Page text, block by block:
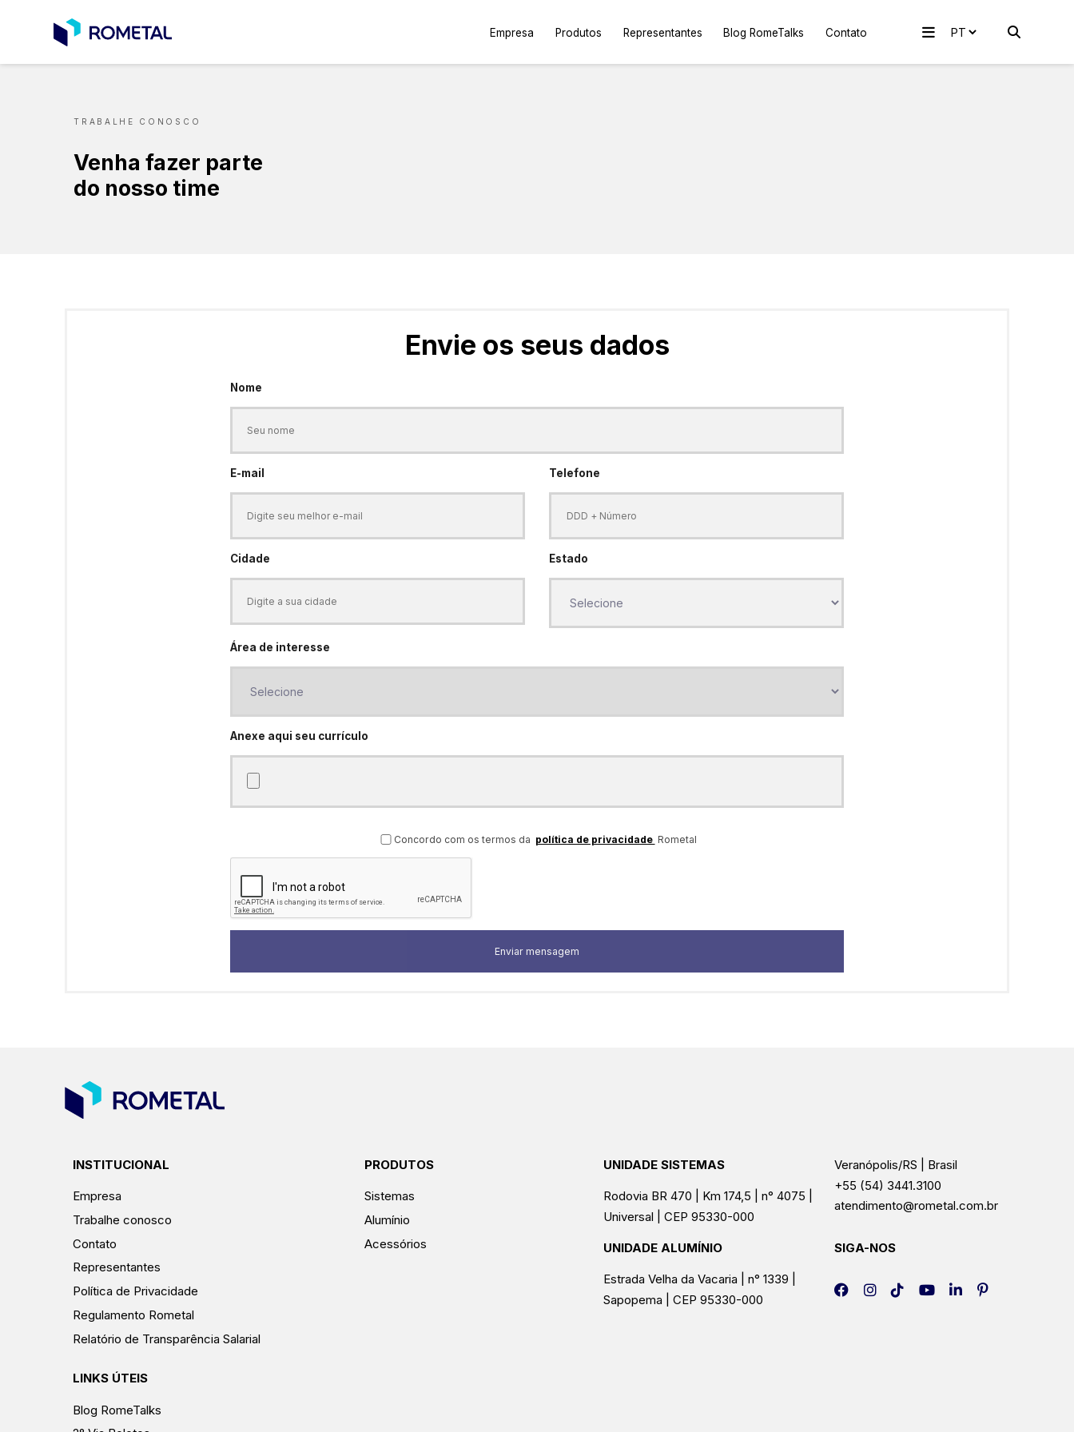
Empresa Produtos Representantes Blog RomeTalks Contato
TRABALHE CONOSCO
Venha fazer parte
do nosso time
Envie os seus dados
Nome
E-mail Telefone
Cidade Estado
Área de interesse
Anexe aqui seu currículo
Concordo com os termos da política de privacidade Rometal
INSTITUCIONAL
Empresa
Trabalhe conosco
Contato
Representantes
Política de Privacidade
Regulamento Rometal
Relatório de Transparência Salarial
PRODUTOS
Sistemas
Alumínio
Acessórios
LINKS ÚTEIS
Blog RomeTalks
UNIDADE SISTEMAS
Rodovia BR 470 | Km 174,5 | n° 4075 |
Universal | CEP 95330-000
UNIDADE ALUMÍNIO
Estrada Velha da Vacaria | n° 1339 |
Sapopema | CEP 95330-000
Veranópolis/RS | Brasil
+55 (54) 3441.3100
atendimento@rometal.com.br
SIGA-NOS